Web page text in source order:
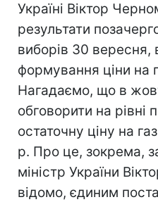
Україні Віктор
результати
виборів 30 вересня,
формування ціни на
Нагадаємо, що в
обговорити на рівні
остаточну ціну на
р. Про це, зокрема,
міністр України
відомо, єдиним